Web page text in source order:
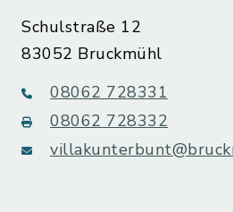
Schulstraße 12
83052 Bruckmühl
08062 728331
08062 728332